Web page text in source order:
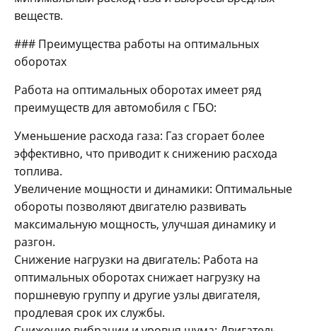
веществ.
### Преимущества работы на оптимальных
оборотах
Работа на оптимальных оборотах имеет ряд
преимуществ для автомобиля с ГБО:
Уменьшение расхода газа: Газ сгорает более
эффективно, что приводит к снижению расхода
топлива.
Увеличение мощности и динамики: Оптимальные
обороты позволяют двигателю развивать
максимальную мощность, улучшая динамику и
разгон.
Снижение нагрузки на двигатель: Работа на
оптимальных оборотах снижает нагрузку на
поршневую группу и другие узлы двигателя,
продлевая срок их службы.